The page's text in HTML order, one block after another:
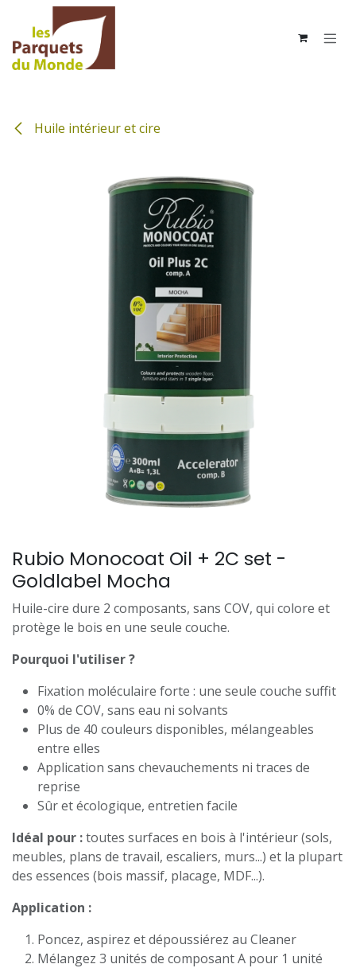
Se rendre au contenu
Huile intérieur et cire
Rubio Monocoat Oil + 2C set -
Goldlabel Mocha
Huile-cire dure 2 composants, sans COV, qui colore et
protège le bois en une seule couche.
Pourquoi l'utiliser ?
Fixation moléculaire forte : une seule couche suffit
0% de COV, sans eau ni solvants
Plus de 40 couleurs disponibles, mélangeables
entre elles
Application sans chevauchements ni traces de
reprise
Sûr et écologique, entretien facile
Idéal pour :toutes surfaces en bois à l'intérieur (sols,
meubles, plans de travail, escaliers, murs...) et la plupart
des essences (bois massif, placage, MDF...).
Application :
Poncez, aspirez et dépoussiérez au Cleaner
Mélangez 3 unités de composant A pour 1 unité